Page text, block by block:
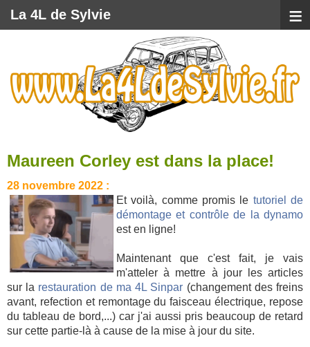
Maureen Corley est dans la place!
28 novembre 2022 :
Et voilà, comme promis le tutoriel de
démontage et contrôle de la dynamo
est en ligne!
Maintenant que c'est fait, je vais
m'atteler à mettre à jour les articles
sur la restauration de ma 4L Sinpar (changement des freins
avant, refection et remontage du faisceau électrique, repose
du tableau de bord,...) car j'ai aussi pris beaucoup de retard
sur cette partie-là à cause de la mise à jour du site.
La 4L de Sylvie ≡